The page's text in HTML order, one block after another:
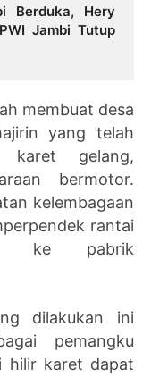
Berduka, Hery
Jambi Tutup
membuat desa
yang telah
karet gelang,
bermotor.
kelembagaan
rantai
ke pabrik
dilakukan ini
pemangku
hilir karet dapat